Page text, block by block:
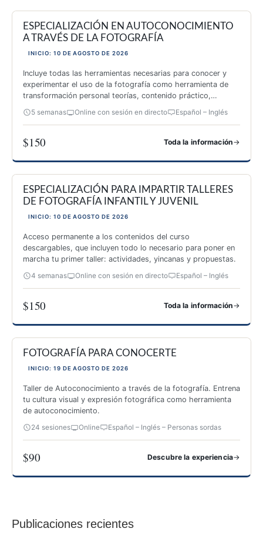
ESPECIALIZACIÓN EN AUTOCONOCIMIENTO
A TRAVÉS DE LA FOTOGRAFÍA
INICIO: 10 DE AGOSTO DE 2026
Incluye todas las herramientas necesarias para conocer y
experimentar el uso de la fotografía como herramienta de
transformación personal teorías, contenido práctico,
inspiración y 26 actividades originales.
5 semanas Online con sesión en directo Español – Inglés
$150 Toda la información→
ESPECIALIZACIÓN PARA IMPARTIR TALLERES
DE FOTOGRAFÍA INFANTIL Y JUVENIL
INICIO: 10 DE AGOSTO DE 2026
Acceso permanente a los contenidos del curso
descargables, que incluyen todo lo necesario para poner en
marcha tu primer taller: actividades, yincanas y propuestas.
4 semanas Online con sesión en directo Español – Inglés
$150 Toda la información→
FOTOGRAFÍA PARA CONOCERTE
INICIO: 19 DE AGOSTO DE 2026
Taller de Autoconocimiento a través de la fotografía. Entrena
tu cultura visual y expresión fotográfica como herramienta
de autoconocimiento.
24 sesiones Online Español – Inglés – Personas sordas
$90 Descubre la experiencia→
Publicaciones recientes